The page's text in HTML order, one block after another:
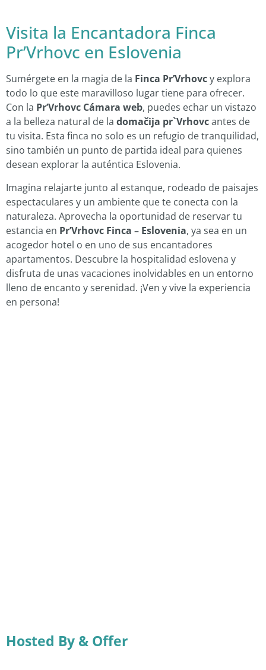
Visita la Encantadora Finca
Pr’Vrhovc en Eslovenia
Sumérgete en la magia de la Finca Pr’Vrhovcy explora
todo lo que este maravilloso lugar tiene para ofrecer.
Con la Pr’Vrhovc Cámara web, puedes echar un vistazo
a la belleza natural de la domačija pr`Vrhovcantes de
tu visita. Esta finca no solo es un refugio de tranquilidad,
sino también un punto de partida ideal para quienes
desean explorar la auténtica Eslovenia.
Imagina relajarte junto al estanque, rodeado de paisajes
espectaculares y un ambiente que te conecta con la
naturaleza. Aprovecha la oportunidad de reservar tu
estancia en Pr’Vrhovc Finca – Eslovenia, ya sea en un
acogedor hotel o en uno de sus encantadores
apartamentos. Descubre la hospitalidad eslovena y
disfruta de unas vacaciones inolvidables en un entorno
lleno de encanto y serenidad. ¡Ven y vive la experiencia
en persona!
Hosted By & Offer